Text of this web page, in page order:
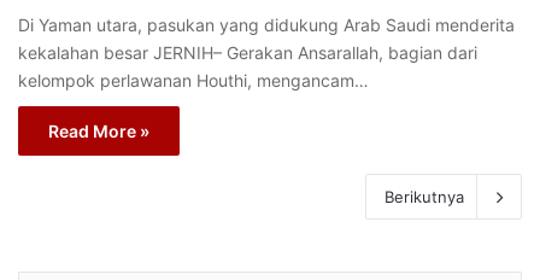
Di Yaman utara, pasukan yang didukung Arab Saudi menderita
kekalahan besar JERNIH– Gerakan Ansarallah, bagian dari
kelompok perlawanan Houthi, mengancam…
Read More »
Berikutnya